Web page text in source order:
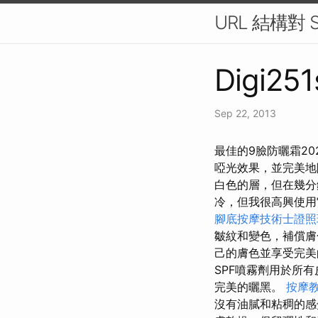
URL 結構對
Sep 22, 2013
最佳的9臉防曬霜
啞光效果，並完美
白色的層，但在幾
冷，但我很高興使
腳底按摩技術士證
皺紋和變色，補償
己的膚色並享受完
SPF噴霧劑用於所
完美的曬黑。 按摩
沒有油膩和粘稠的